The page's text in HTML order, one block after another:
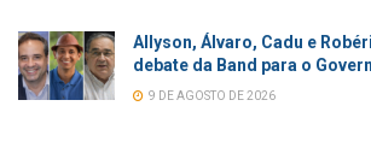
Allyson, Álvaro, Cadu e
debate da Band para o
9 DE AGOSTO DE 2026